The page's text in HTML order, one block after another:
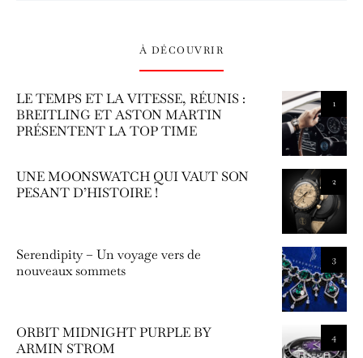
À DÉCOUVRIR
1
LE TEMPS ET LA VITESSE, RÉUNIS :
BREITLING ET ASTON MARTIN
PRÉSENTENT LA TOP TIME
2
UNE MOONSWATCH QUI VAUT SON
PESANT D’HISTOIRE !
3
Serendipity – Un voyage vers de
nouveaux sommets
4
ORBIT MIDNIGHT PURPLE BY
ARMIN STROM